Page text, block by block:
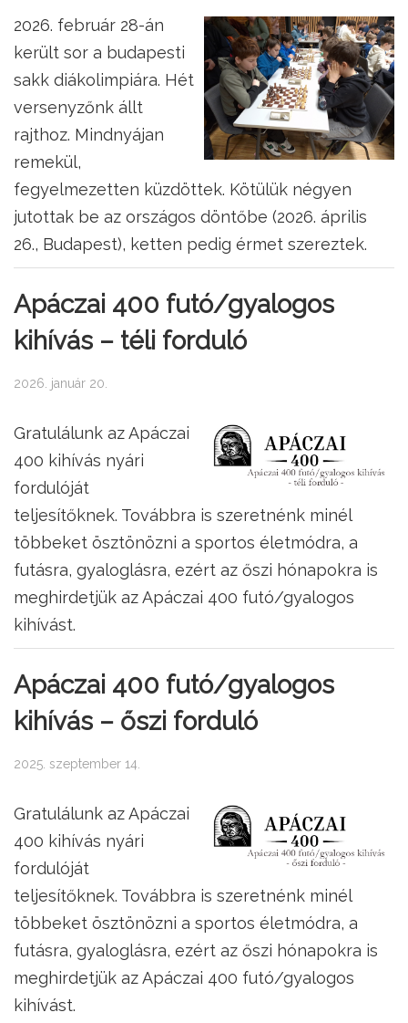
2026. február 28-án
került sor a budapesti
sakk diákolimpiára. Hét
versenyzőnk állt
rajthoz. Mindnyájan
remekül,
fegyelmezetten küzdöttek. Kötülük négyen
jutottak be az országos döntőbe (2026. április
26., Budapest), ketten pedig érmet szereztek.
Apáczai 400 futó/gyalogos
kihívás – téli forduló
2026. január 20.
Gratulálunk az Apáczai
400 kihívás nyári
fordulóját
teljesítőknek. Továbbra is szeretnénk minél
többeket ösztönözni a sportos életmódra, a
futásra, gyaloglásra, ezért az őszi hónapokra is
meghirdetjük az Apáczai 400 futó/gyalogos
kihívást.
Apáczai 400 futó/gyalogos
kihívás – őszi forduló
2025. szeptember 14.
Gratulálunk az Apáczai
400 kihívás nyári
fordulóját
teljesítőknek. Továbbra is szeretnénk minél
többeket ösztönözni a sportos életmódra, a
futásra, gyaloglásra, ezért az őszi hónapokra is
meghirdetjük az Apáczai 400 futó/gyalogos
kihívást.